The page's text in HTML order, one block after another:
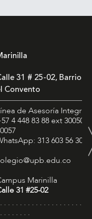
31 # 25-02, Barrio
Convento
de Asesoría Integral:
4 448 83 88ext 30050 -
313 603 56 30
Marinilla
31 #25-02
. . . . . . . . . . . . . . . . . . . . . .
. . . . . . .